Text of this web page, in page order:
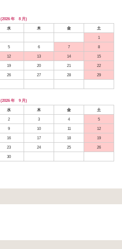
(2026 年 8 月)
水 木 金
土
1
5 6 7
8
12 13 14
15
19 20 21
22
26 27 28
29
(2026 年 9 月)
水 木 金
土
2 3 4
5
9 10 11
12
16 17 18
19
23 24 25
26
30